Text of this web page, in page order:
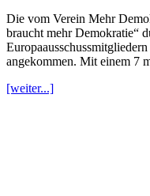
Die vom Verein Mehr
braucht mehr Demokratie“
angekommen. Mit einem 7
[weiter...]